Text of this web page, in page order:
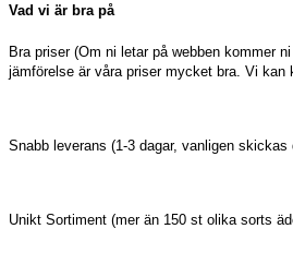
Vad vi är bra på
Bra priser (Om ni letar på webben kommer
jämförelse är våra priser mycket bra. Vi kan
Snabb leverans (1-3 dagar, vanligen skickas
Unikt Sortiment (mer än 150 st olika sorts